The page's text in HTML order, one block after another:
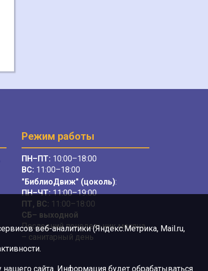
Режим работы
ПН–ПТ: 10:00–18:00
ВС: 11:00–18:00
"БиблиоДвиж" (цоколь):
ПН–ЧТ:11:00–19:00
ПТ, ВС: 11:00–18:00
СБ– выходной
Последний понедельник месяца
– санитарный день
веб-аналитики (Яндекс.Метрика, Mail.ru,
сайта. Информация будет обрабатываться